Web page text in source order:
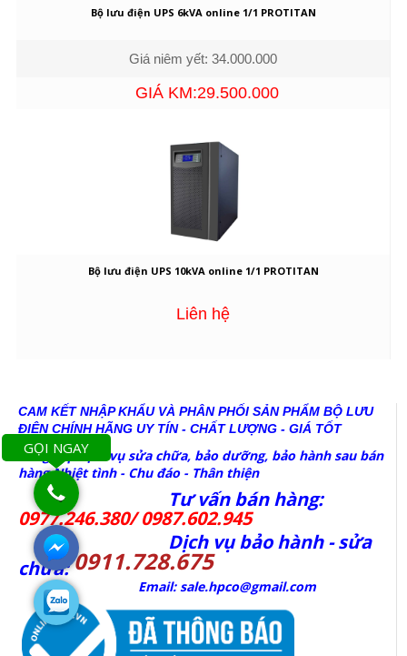
Bộ lưu điện UPS 6kVA online 1/1 PROTITAN
Giá niêm yết: 34.000.000
GIÁ KM:29.500.000
Bộ lưu điện UPS 10kVA online 1/1 PROTITAN
Liên hệ
CAM KẾT NHẬP KHẨU VÀ PHÂN PHỐI SẢN PHẨM BỘ LƯU
ĐIỆN CHÍNH HÃNG UY TÍN - CHẤT LƯỢNG - GIÁ TỐT
Cung cấp dịch vụ sửa chữa, bảo dưỡng, bảo hành sau bán
hàng Nhiệt tình - Chu đáo - Thân thiện
Tư vấn bán hàng:
0977.246.380/ 0987.602.945
Dịch vụ bảo hành - sửa
chữa:0911.728.675
Email: sale.hpco@gmail.com
GỌI NGAY